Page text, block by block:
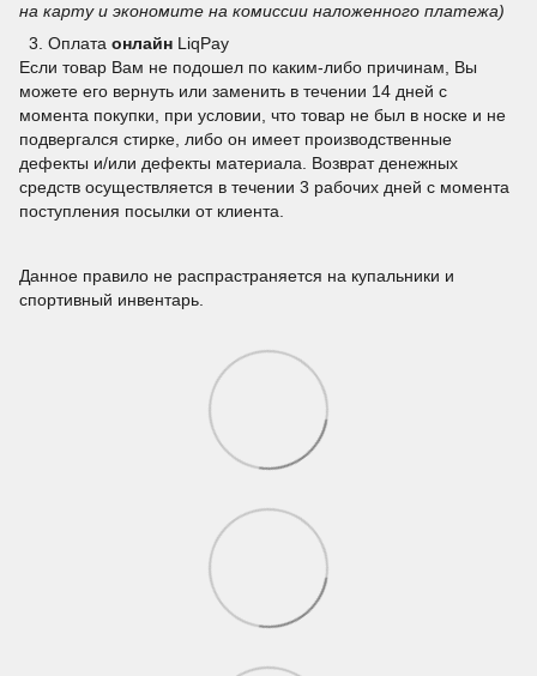
на карту и экономите на комиссии наложенного платежа)
3. Оплата онлайн LiqPay
Если товар Вам не подошел по каким-либо причинам, Вы
можете его вернуть или заменить в течении 14 дней с
момента покупки, при условии, что товар не был в носке и не
подвергался стирке, либо он имеет производственные
дефекты и/или дефекты материала. Возврат денежных
средств осуществляется в течении 3 рабочих дней с момента
поступления посылки от клиента.
Данное правило не распрастраняется на купальники и
спортивный инвентарь.